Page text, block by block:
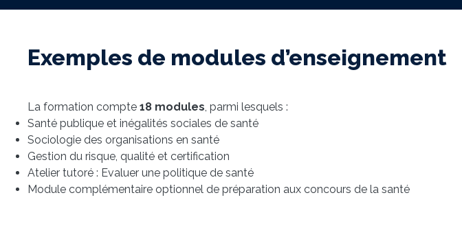
Exemples de modules d’enseignement
La formation compte 18 modules, parmi lesquels :
Santé publique et inégalités sociales de santé
Sociologie des organisations en santé
Gestion du risque, qualité et certification
Atelier tutoré : Evaluer une politique de santé
Module complémentaire optionnel de préparation aux concours de la santé